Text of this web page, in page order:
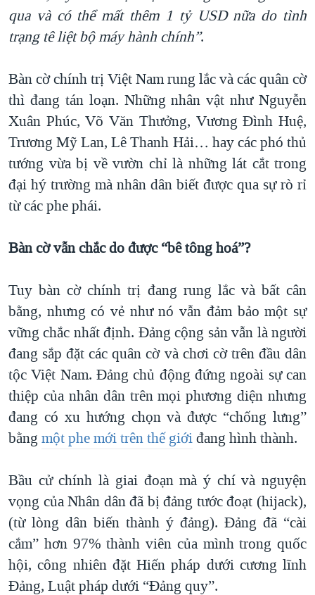
qua và có thể mất thêm 1 tỷ USD nữa do tình
trạng tê liệt bộ máy hành chính”.
Bàn cờ chính trị Việt Nam rung lắc và các quân cờ
thì đang tán loạn. Những nhân vật như Nguyễn
Xuân Phúc, Võ Văn Thưởng, Vương Đình Huệ,
Trương Mỹ Lan, Lê Thanh Hải… hay các phó thủ
tướng vừa bị về vườn chỉ là những lát cắt trong
đại hý trường mà nhân dân biết được qua sự rò rỉ
từ các phe phái.
Bàn cờ vẫn chắc do được “bê tông hoá”?
Tuy bàn cờ chính trị đang rung lắc và bất cân
bằng, nhưng có vẻ như nó vẫn đảm bảo một sự
vững chắc nhất định. Đảng cộng sản vẫn là người
đang sắp đặt các quân cờ và chơi cờ trên đầu dân
tộc Việt Nam. Đảng chủ động đứng ngoài sự can
thiệp của nhân dân trên mọi phương diện nhưng
đang có xu hướng chọn và được “chống lưng”
bằng một phe mới trên thế giớiđang hình thành.
Bầu cử chính là giai đoạn mà ý chí và nguyện
vọng của Nhân dân đã bị đảng tước đoạt (hijack),
(từ lòng dân biến thành ý đảng). Đảng đã “cài
cắm” hơn 97% thành viên của mình trong quốc
hội, công nhiên đặt Hiến pháp dưới cương lĩnh
Đảng, Luật pháp dưới “Đảng quy”.